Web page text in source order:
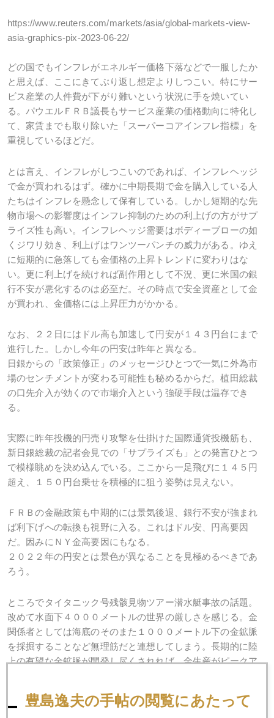
https://www.reuters.com/markets/asia/global-markets-view-
asia-graphics-pix-2023-06-22/
どの国でもインフレがエネルギー価格下落などで一服したか
と思えば、ここにきてぶり返し想定よりしつこい。特にサー
ビス産業の人件費が下がり難いという状況に手を焼いてい
る。パウエルＦＲＢ議長もサービス産業の価格動向に特化し
て、家賃までも取り除いた「スーパーコアインフレ指標」を
重視しているほどだ。
とは言え、インフレがしつこいのであれば、インフレヘッジ
で金が買われるはず。確かに中期長期で金を購入している人
たちはインフレを懸念して保有している。しかし短期的な先
物市場への影響度はインフレ抑制のための利上げの方がサプ
ライズ性も高い。インフレヘッジ需要はボディーブローの如
くジワリ効き、利上げはワンツーパンチの威力がある。ゆえ
に短期的に急落しても金価格の上昇トレンドに変わりはな
い。更に利上げを続ければ副作用として不況、更に米国の銀
行不安が悪化するのは必至だ。その時点で安全資産として金
が買われ、金価格には上昇圧力がかかる。
なお、２２日にはドル高も加速して円安が１４３円台にまで
進行した。しかし今年の円安は昨年と異なる。
日銀からの「政策修正」のメッセージひとつで一気に外為市
場のセンチメントが変わる可能性も秘めるからだ。植田総裁
の口先介入が効くので市場介入という強硬手段は温存でき
る。
実際に昨年投機的円売り攻撃を仕掛けた国際通貨投機筋も、
新日銀総裁の記者会見での「サプライズも」との発言ひとつ
で模様眺めを決め込んでいる。ここから一足飛びに１４５円
超え、１５０円台乗せを積極的に狙う姿勢は見えない。
ＦＲＢの金融政策も中期的には景気後退、銀行不安が強まれ
ば利下げへの転換も視野に入る。これはドル安、円高要因
だ。因みにＮＹ金高要因にもなる。
２０２２年の円安とは景色が異なることを見極めるべきであ
ろう。
ところでタイタニック号残骸見物ツアー潜水艇事故の話題。
改めて水面下４０００メートルの世界の厳しさを感じる。金
関係者としては海底のそのまた１０００メートル下の金鉱脈
を採掘することなど無理筋だと連想してしまう。長期的に陸
上の有望な金鉱脈が開発し尽くされれば、金生産がピークア
ら明らかなことだ。
豊島逸夫の手帖の閲覧にあたって